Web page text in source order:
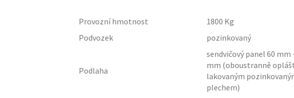
Provozní hmotnost 1800 Kg
Podvozek
pozinkovaný
Podlaha
sendvičový panel 60 mm
mm (oboustranně
lakovaným
plechem)